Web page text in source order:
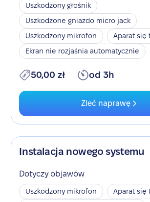
Uszkodzony głośnik
Uszkodzone gniazdo micro jack
Uszkodzony mikrofon
Aparat się
Ekran nie rozjaśnia automatycznie
50,00 zł od 3h
Zleć naprawę
Instalacja nowego systemu
Dotyczy objawów
Uszkodzony mikrofon
Aparat się